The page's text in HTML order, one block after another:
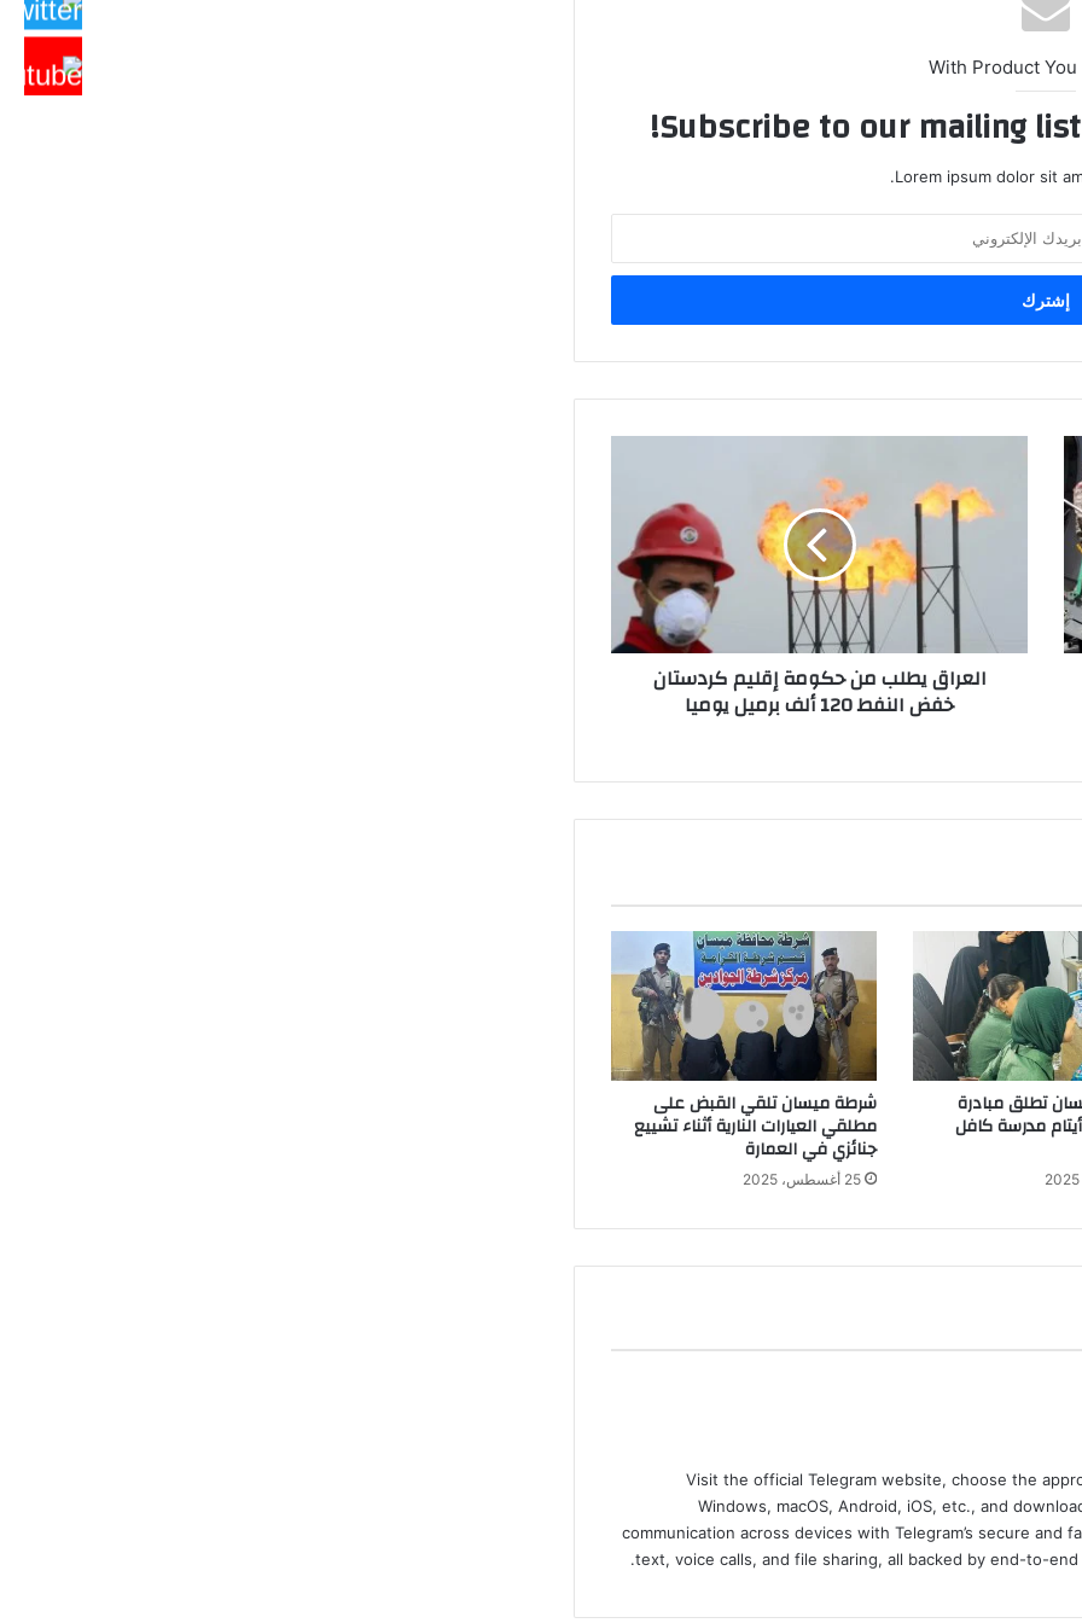
With Product You
Subscribe to our mailing
Lorem ipsum dolor sit
حكومة
120
العراق يطلب من حكومة إقليم كردستان
خفض النفط 120 ألف برميل يوميا
تطلق مبادرة
مدرسة كافل
شرطة ميسان تلقي القبض على
مطلقي العيارات النارية أثناء تشييع
جنائزي في العمارة
25 أغسطس، 2025
Visit the official Telegram website, choose the
Windows, macOS, Android, iOS, etc., and
communication across devices with Telegram’s secure and
text, voice calls, and file sharing, all backed by end-to-